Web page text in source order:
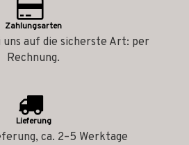
Zahlungsarten
uns auf die sicherste Art: per
Rechnung.
Lieferung
ca. 2–5 Werktage